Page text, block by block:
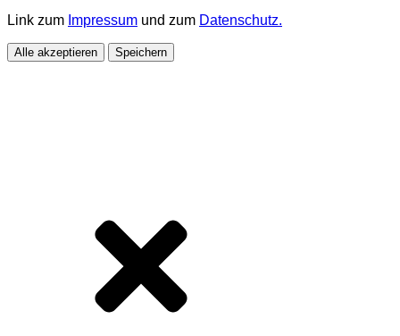
Link zum Impressum und zum Datenschutz.
Alle akzeptieren Speichern